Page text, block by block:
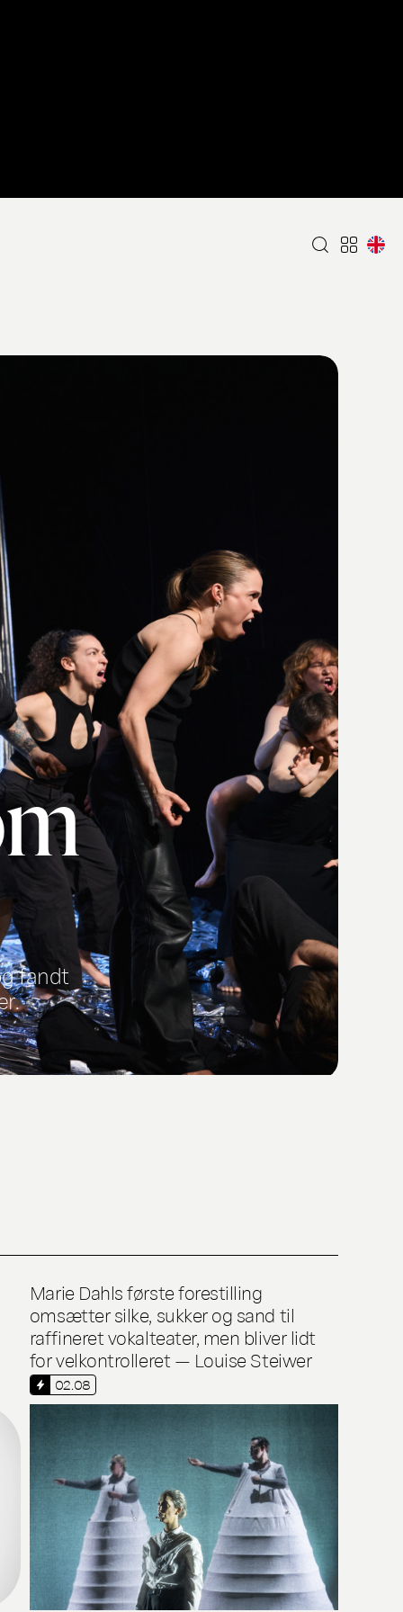
fandt
Marie Dahls første forestilling
omsætter silke, sukker og sand til
raffineret vokalteater, men bliver lidt
for velkontrolleret — Louise Steiwer
02.08